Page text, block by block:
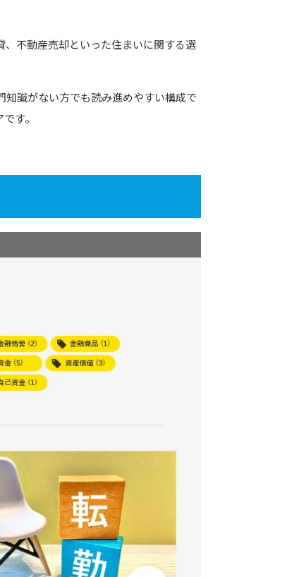
、不動産売却といった住まいに関する選
識がない方でも読み進めやすい構成で
す。